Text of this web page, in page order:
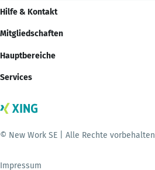
Hilfe & Kontakt
Mitgliedschaften
Hauptbereiche
Services
© New Work SE | Alle Rechte vorbehalten
Impressum